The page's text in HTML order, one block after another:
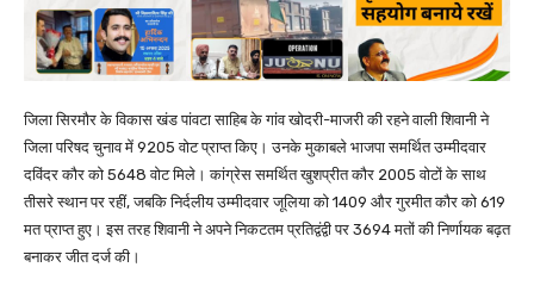
जिला सिरमौर के विकास खंड पांवटा साहिब के गांव खोदरी-माजरी की रहने वाली शिवानी ने
जिला परिषद चुनाव में 9205 वोट प्राप्त किए। उनके मुकाबले भाजपा समर्थित उम्मीदवार
दविंदर कौर को 5648 वोट मिले। कांग्रेस समर्थित खुशप्रीत कौर 2005 वोटों के साथ
तीसरे स्थान पर रहीं, जबकि निर्दलीय उम्मीदवार जूलिया को 1409 और गुरमीत कौर को 619
मत प्राप्त हुए। इस तरह शिवानी ने अपने निकटतम प्रतिद्वंद्वी पर 3694 मतों की निर्णायक बढ़त
बनाकर जीत दर्ज की।